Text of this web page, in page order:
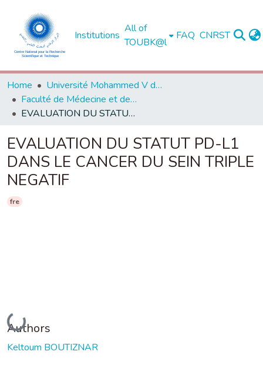
Institutions
All of
TOUBK@l
FAQ CNRST
Home
Université Mohammed V de Rabat
Faculté de Médecine et de Pharmacie - Rabat
EVALUATION DU STATUT PD-L1 DANS LE CANCER DU SEIN TRIPLE NEGATIF
EVALUATION DU STATUT PD-L1
DANS LE CANCER DU SEIN TRIPLE
NEGATIF
fre
Loading...
Authors
Keltoum BOUTIZNAR